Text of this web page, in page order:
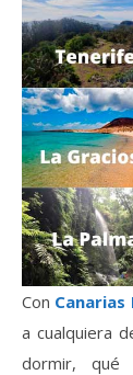
Con
a cualquiera
dormir, qué